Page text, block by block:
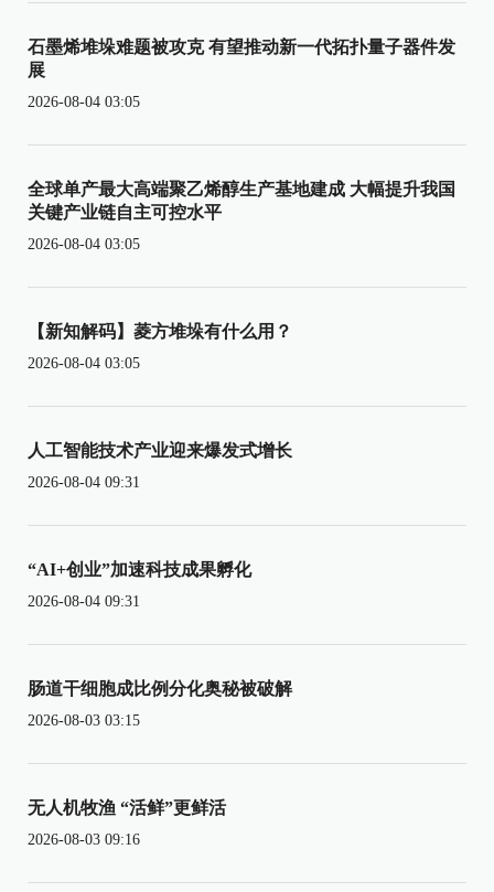
石墨烯堆垛难题被攻克 有望推动新一代拓扑量子器件发
展
2026-08-04 03:05
全球单产最大高端聚乙烯醇生产基地建成 大幅提升我国
关键产业链自主可控水平
2026-08-04 03:05
【新知解码】菱方堆垛有什么用？
2026-08-04 03:05
人工智能技术产业迎来爆发式增长
2026-08-04 09:31
“AI+创业”加速科技成果孵化
2026-08-04 09:31
肠道干细胞成比例分化奥秘被破解
2026-08-03 03:15
无人机牧渔 “活鲜”更鲜活
2026-08-03 09:16